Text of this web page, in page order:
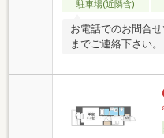
駐車場(近隣含)
お電話でのお問合せ
までご連絡下さい。